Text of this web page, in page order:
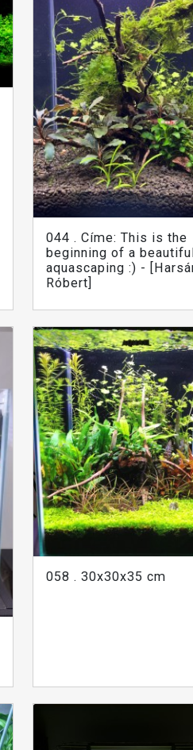
044 . Címe: This is the
beginning of a
aquascaping :) -
Róbert]
058 . 30x30x35 cm